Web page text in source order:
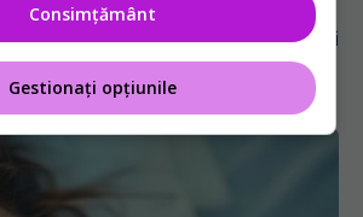
ochilor despre sănătatea ta.
de care ai putea suferi dacă ai
Consimțământ
Gestionați opțiunile